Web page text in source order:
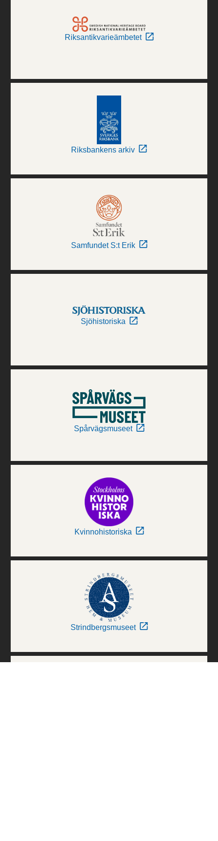
Riksantikvarieämbetet
Riksbankens arkiv
Samfundet S:t Erik
Sjöhistoriska
Spårvägsmuseet
Kvinnohistoriska
Strindbergsmuseet